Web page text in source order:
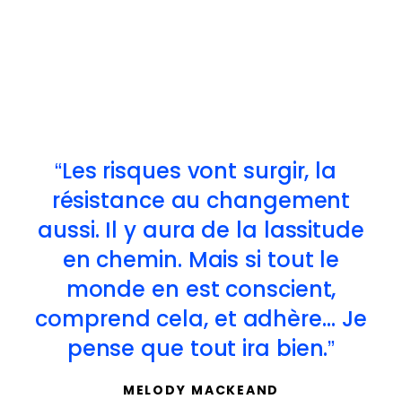
Les risques vont surgir, la
résistance au changement
aussi. Il y aura de la lassitude
en chemin. Mais si tout le
monde en est conscient,
comprend cela, et adhère… Je
pense que tout ira bien.
MELODY MACKEAND